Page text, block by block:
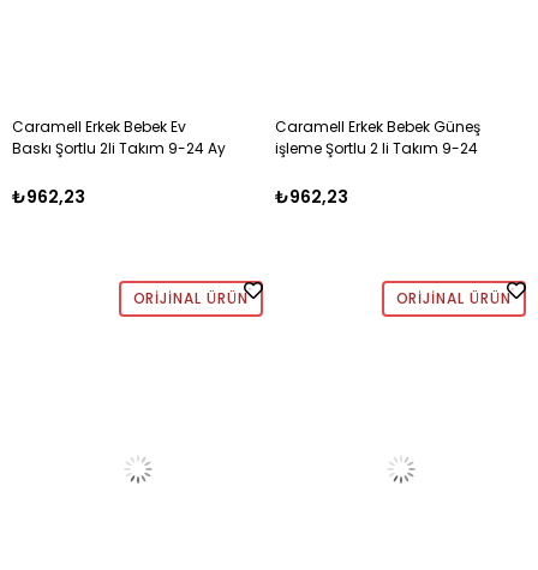
Caramell Erkek Bebek Ev
Baskı Şortlu 2li Takım 9-24 Ay
₺962,23
Caramell Erkek Bebek Güneş
işleme Şortlu 2 li Takım 9-24
₺962,23
ORIJINAL ÜRÜN ORIJINAL ÜRÜN